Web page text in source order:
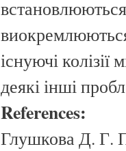
існуючі
деякі інші
References:
Глушкова Д. Г.